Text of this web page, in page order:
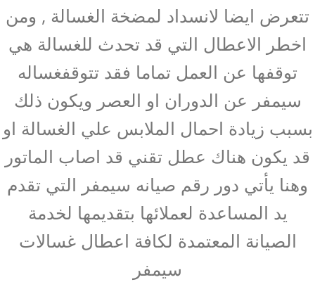
تتعرض ايضا لانسداد لمضخة الغسالة , ومن
اخطر الاعطال التي قد تحدث للغسالة هي
توقفها عن العمل تماما فقد تتوقفغساله
سيمفر عن الدوران او العصر ويكون ذلك
بسبب زيادة احمال الملابس علي الغسالة او
قد يكون هناك عطل تقني قد اصاب الماتور
وهنا يأتي دور رقم صيانه سيمفر التي تقدم
يد المساعدة لعملائها بتقديمها لخدمة
الصيانة المعتمدة لكافة اعطال غسالات
سيمفر